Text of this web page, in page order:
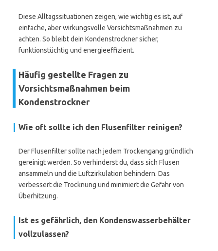
Diese Alltagssituationen zeigen, wie wichtig es ist, auf
einfache, aber wirkungsvolle Vorsichtsmaßnahmen zu
achten. So bleibt dein Kondenstrockner sicher,
funktionstüchtig und energieeffizient.
Häufig gestellte Fragen zu
Vorsichtsmaßnahmen beim
Kondenstrockner
Wie oft sollte ich den Flusenfilter reinigen?
Der Flusenfilter sollte nach jedem Trockengang gründlich
gereinigt werden. So verhinderst du, dass sich Flusen
ansammeln und die Luftzirkulation behindern. Das
verbessert die Trocknung und minimiert die Gefahr von
Überhitzung.
Ist es gefährlich, den Kondenswasserbehälter
vollzulassen?